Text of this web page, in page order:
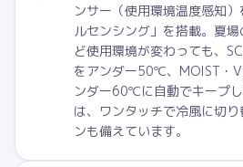
ンサー（使用環境温度感知
ルセンシング」を搭載。夏
ど使用環境が変わっても、
をアンダー50℃、MOIST・
ンダー60℃に自動でキープ
は、ワンタッチで冷風に切
ンも備えています。